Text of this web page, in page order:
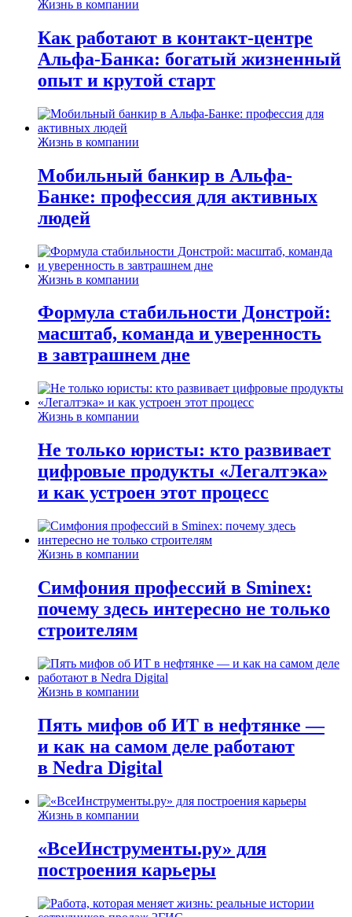
Жизнь в компании
Как работают в контакт-центре
Альфа-Банка: богатый жизненный
опыт и крутой старт
Жизнь в компании
Мобильный банкир в Альфа-
Банке: профессия для активных
людей
Жизнь в компании
Формула стабильности Донстрой:
масштаб, команда и уверенность
в завтрашнем дне
Жизнь в компании
Не только юристы: кто развивает
цифровые продукты «Легалтэка»
и как устроен этот процесс
Жизнь в компании
Симфония профессий в Sminex:
почему здесь интересно не только
строителям
Жизнь в компании
Пять мифов об ИТ в нефтянке —
и как на самом деле работают
в Nedra Digital
Жизнь в компании
«ВсеИнструменты.ру» для
построения карьеры